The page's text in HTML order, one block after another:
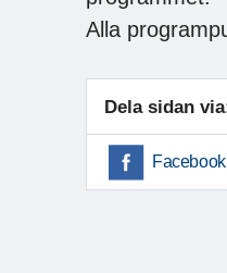
Alla
Dela sidan
Facebook